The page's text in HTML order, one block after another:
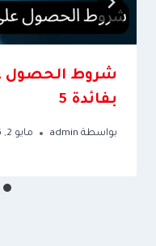
شروط الحصول
بفائدة 5
بواسطة admin مايو 2, 2026